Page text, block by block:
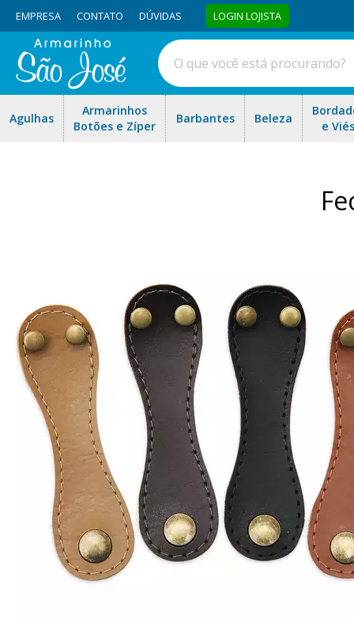
EMPRESA CONTATO DÚVIDAS LOGIN LOJISTA
Agulhas
Armarinhos
Botões e Zíper
Barbantes Beleza
e